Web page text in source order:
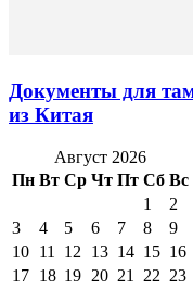
Документы для
из Китая
Август 2026
Пн Вт Ср Чт Пт Сб Вс
1
2
3
4 5 6 7 8
9
10 11 12 13 14 15 16
17 18 19 20 21 22 23